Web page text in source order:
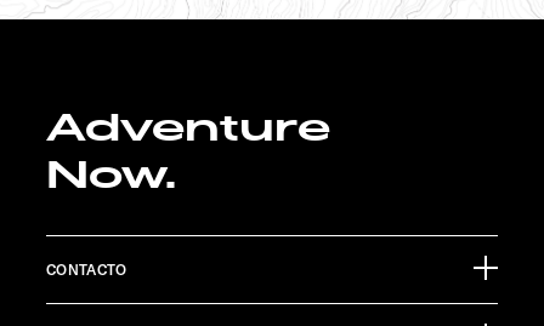
Adventure
Now.
CONTACTO